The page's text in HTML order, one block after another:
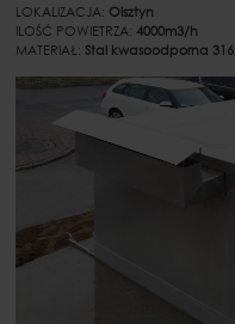
LOKALIZACJA: Olsztyn
ILOŚĆ POWIETRZA:4000m3/h
MATERIAŁ:Stal kwasoodporna